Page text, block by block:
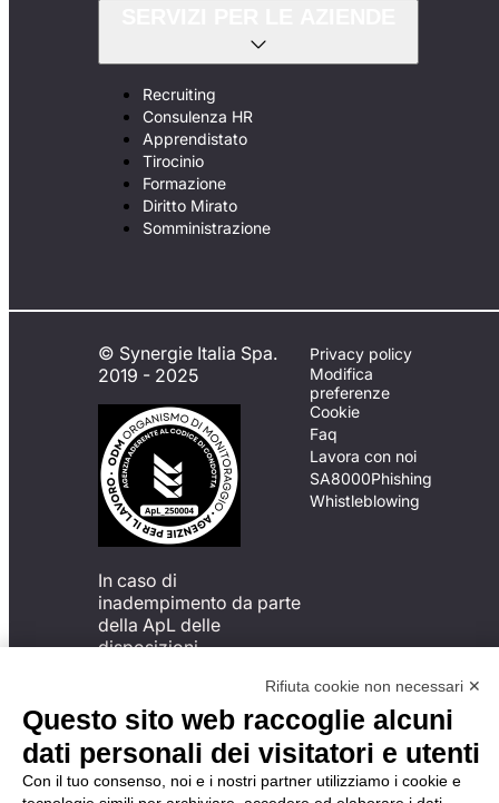
Recruiting
Consulenza HR
Apprendistato
Tirocinio
Formazione
Diritto Mirato
Somministrazione
© Synergie Italia Spa.
2019 - 2025
In caso di
inadempimento da parte
della ApL delle
disposizioni
possibile presentare un
reclamo
all’Organismo di
Monitoraggio utilizzando
una delle modalità
Privacy policy
Modifica
preferenze
Cookie
Faq
Lavora con noi
SA8000Phishing
Whistleblowing
Rifiuta cookie non necessari ✕
Questo sito web raccoglie alcuni
dati personali dei visitatori e utenti
Con il tuo consenso, noi e i nostri partner utilizziamo i cookie e